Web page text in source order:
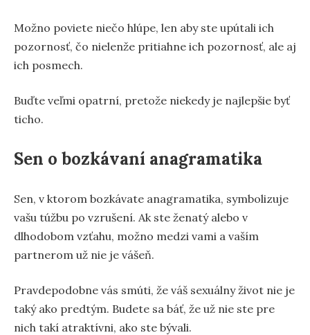
Možno poviete niečo hlúpe, len aby ste upútali ich
pozornosť, čo nielenže pritiahne ich pozornosť, ale aj
ich posmech.
Buďte veľmi opatrní, pretože niekedy je najlepšie byť
ticho.
Sen o bozkávaní anagramatika
Sen, v ktorom bozkávate anagramatika, symbolizuje
vašu túžbu po vzrušení. Ak ste ženatý alebo v
dlhodobom vzťahu, možno medzi vami a vaším
partnerom už nie je vášeň.
Pravdepodobne vás smúti, že váš sexuálny život nie je
taký ako predtým. Budete sa báť, že už nie ste pre
nich takí atraktívni, ako ste bývali.